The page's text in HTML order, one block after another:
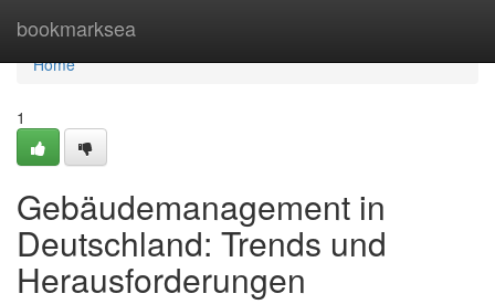
bookmarksea
Home
Home
1
Gebäudemanagement in
Deutschland: Trends und
Herausforderungen